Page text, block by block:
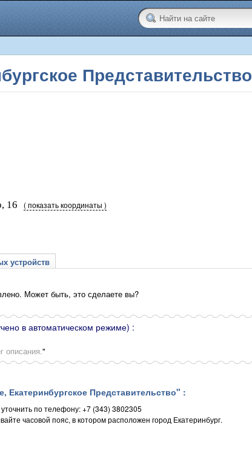
Представительство
16 ( показать координаты )
устройств
Может быть, это сделаете вы?
в автоматическом режиме) :
описания."
Представительство" :
по телефону: +7 (343) 3802305
часовой пояс, в котором расположен город Екатеринбург.